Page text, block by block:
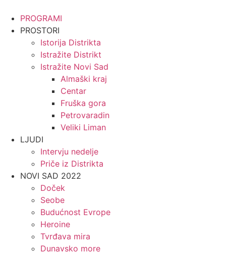
sadržaj
PROGRAMI
PROSTORI
Istorija Distrikta
Istražite Distrikt
Istražite Novi Sad
Almaški kraj
Centar
Fruška gora
Petrovaradin
Veliki Liman
LJUDI
Intervju nedelje
Priče iz Distrikta
NOVI SAD 2022
Doček
Seobe
Budućnost Evrope
Heroine
Tvrđava mira
Dunavsko more